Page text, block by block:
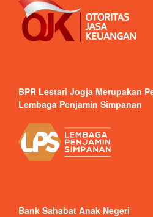
BPR Lestari Jogja Merupakan
Lembaga Penjamin Simpanan
Bank Sahabat Anak Negeri